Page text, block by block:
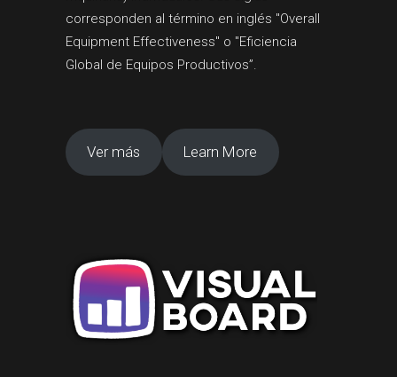
corresponden al término en inglés "Overall
Equipment Effectiveness" o "Eficiencia
Global de Equipos Productivos”.
Ver más Learn More